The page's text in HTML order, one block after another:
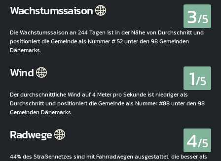
Wachstumssaison 3/5
Die Wachstumssaison an 244 Tagen ist in der Nähe von Durchschnitt und
positioniert die Gemeinde als Nummer # 52 unter den 98 Gemeinden
Dänemarks.
Wind 1/5
Der durchschnittliche Wind auf 4 Meter pro Sekunde ist niedriger als
Durchschnitt und positioniert die Gemeinde als Nummer #88 unter den 98
Gemeinden Dänemarks.
Radwege 4/5
44% des Straßennetzes sind mit Fahrradwegen ausgestattet, die besser als